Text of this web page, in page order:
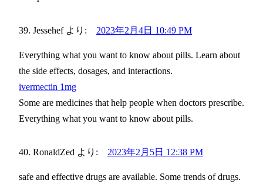
Jessehef より: 2023年2月4日 10:49 PM
Everything what you want to know about pills. Learn about
the side effects, dosages, and interactions.
ivermectin 1mg
Some are medicines that help people when doctors prescribe.
Everything what you want to know about pills.
RonaldZed より: 2023年2月5日 12:38 PM
safe and effective drugs are available. Some trends of drugs.